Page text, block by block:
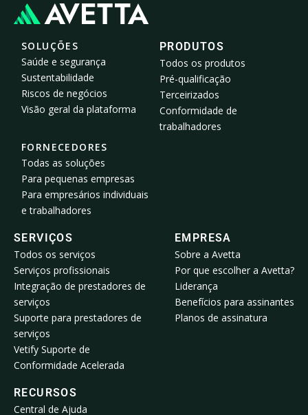
SOLUÇÕES
Saúde e segurança
Sustentabilidade
Riscos de negócios
Visão geral da plataforma
FORNECEDORES
Todas as soluções
Para pequenas empresas
Para empresários individuais
e trabalhadores
PRODUTOS
Todos os produtos
Pré-qualificação
Terceirizados
Conformidade de
trabalhadores
SERVIÇOS
Todos os serviços
Serviços profissionais
Integração de prestadores de
serviços
Suporte para prestadores de
serviços
Vetify Suporte de
Conformidade Acelerada
EMPRESA
Sobre a Avetta
Por que escolher a Avetta?
Liderança
Benefícios para assinantes
Planos de assinatura
RECURSOS
Central de Ajuda